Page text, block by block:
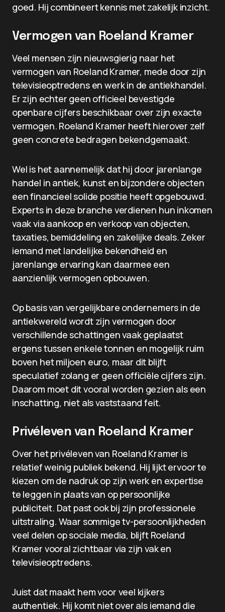
goed. Hij combineert kennis met zakelijk inzicht.
Vermogen van Roeland Kramer
Veel mensen zijn nieuwsgierig naar het
vermogen van Roeland Kramer, mede door zijn
televisieoptredens en werk in de antiekhandel.
Er zijn echter geen officieel bevestigde
openbare cijfers beschikbaar over zijn exacte
vermogen. Roeland Kramer heeft hierover zelf
geen concrete bedragen bekendgemaakt.
Wel is het aannemelijk dat hij door jarenlange
handel in antiek, kunst en bijzondere objecten
een financieel solide positie heeft opgebouwd.
Experts in deze branche verdienen hun inkomen
vaak via aankoop en verkoop van objecten,
taxaties, bemiddeling en zakelijke deals. Zeker
iemand met landelijke bekendheid en
jarenlange ervaring kan daarmee een
aanzienlijk vermogen opbouwen.
Op basis van vergelijkbare ondernemers in de
antiekwereld wordt zijn vermogen door
verschillende schattingen vaak geplaatst
ergens tussen enkele tonnen en mogelijk ruim
boven het miljoen euro, maar dit blijft
speculatief zolang er geen officiële cijfers zijn.
Daarom moet dit vooral worden gezien als een
inschatting, niet als vaststaand feit.
Privéleven van Roeland Kramer
Over het privéleven van Roeland Kramer is
relatief weinig publiek bekend. Hij lijkt ervoor te
kiezen om de nadruk op zijn werk en expertise
te leggen in plaats van op persoonlijke
publiciteit. Dat past ook bij zijn professionele
uitstraling. Waar sommige tv-persoonlijkheden
veel delen op sociale media, blijft Roeland
Kramer vooral zichtbaar via zijn vak en
televisieoptredens.
Juist dat maakt hem voor veel kijkers
authentiek. Hij komt niet over als iemand die